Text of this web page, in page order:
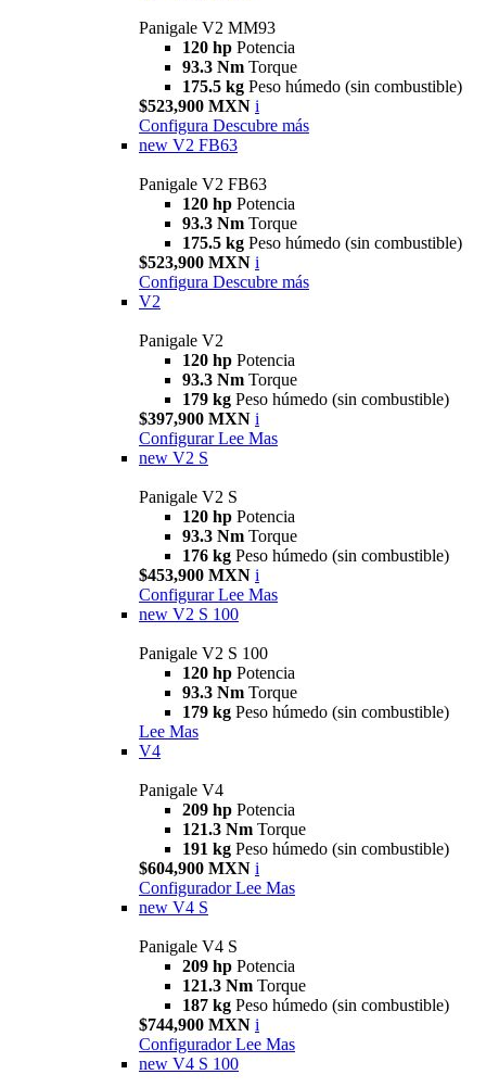
Panigale V2 MM93
120 hp Potencia
93.3 Nm Torque
175.5 kg Peso húmedo (sin combustible)
$523,900 MXN i
Configura Descubre más
new V2 FB63
Panigale V2 FB63
120 hp Potencia
93.3 Nm Torque
175.5 kg Peso húmedo (sin combustible)
$523,900 MXN i
Configura Descubre más
V2
Panigale V2
120 hp Potencia
93.3 Nm Torque
179 kg Peso húmedo (sin combustible)
$397,900 MXN i
Configurar Lee Mas
new V2 S
Panigale V2 S
120 hp Potencia
93.3 Nm Torque
176 kg Peso húmedo (sin combustible)
$453,900 MXN i
Configurar Lee Mas
new V2 S 100
Panigale V2 S 100
120 hp Potencia
93.3 Nm Torque
179 kg Peso húmedo (sin combustible)
Lee Mas
V4
Panigale V4
209 hp Potencia
121.3 Nm Torque
191 kg Peso húmedo (sin combustible)
$604,900 MXN i
Configurador Lee Mas
new V4 S
Panigale V4 S
209 hp Potencia
121.3 Nm Torque
187 kg Peso húmedo (sin combustible)
$744,900 MXN i
Configurador Lee Mas
new V4 S 100